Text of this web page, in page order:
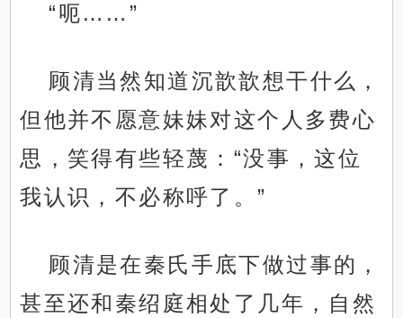
“呃……”
顾清当然知道沉歆歆想干什么，
但他并不愿意妹妹对这个人多费心
思，笑得有些轻蔑：“没事，这位
我认识，不必称呼了。”
顾清是在秦氏手底下做过事的，
甚至还和秦绍庭相处了几年，自然